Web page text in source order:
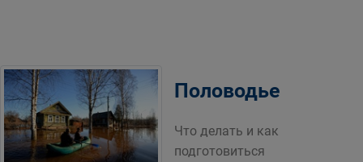
Половодье
Что делать и как
подготовиться